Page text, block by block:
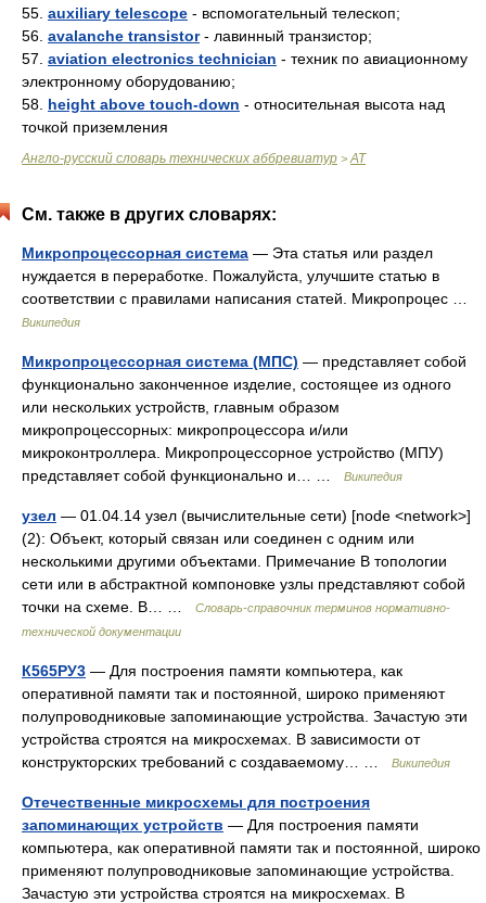
55. auxiliary telescope - вспомогательный телескоп;
56. avalanche transistor- лавинный транзистор;
57. aviation electronics technician - техник по авиационному
электронному оборудованию;
58. height above touch-down - относительная высота над
точкой приземления
Англо-русский словарь технических аббревиатур > AT
См. также в других словарях:
Микропроцессорная система — Эта статья или раздел
нуждается в переработке. Пожалуйста, улучшите статью в
соответствии с правилами написания статей. Микропроцес …
Википедия
Микропроцессорная система (МПС) — представляет собой
функционально законченное изделие, состоящее из одного
или нескольких устройств, главным образом
микропроцессорных: микропроцессора и/или
микроконтроллера. Микропроцессорное устройство (МПУ)
представляет собой функционально и… …
Википедия
узел — 01.04.14 узел (вычислительные сети) [node <network>]
(2): Объект, который связан или соединен с одним или
несколькими другими объектами. Примечание В топологии
сети или в абстрактной компоновке узлы представляют собой
точки на схеме. В… …
Словарь-справочник терминов нормативно-
технической документации
К565РУ3 — Для построения памяти компьютера, как
оперативной памяти так и постоянной, широко применяют
полупроводниковые запоминающие устройства. Зачастую эти
устройства строятся на микросхемах. В зависимости от
конструкторских требований с создаваемому… …
Википедия
Отечественные микросхемы для построения
запоминающих устройств — Для построения памяти
компьютера, как оперативной памяти так и постоянной, широко
применяют полупроводниковые запоминающие устройства.
Зачастую эти устройства строятся на микросхемах. В